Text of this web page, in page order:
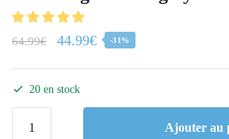
64.99€ 44.99€ -31%
20 en stock
Ajouter au